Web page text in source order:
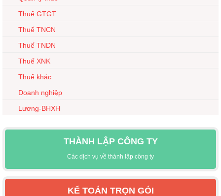
Thuế GTGT
Thuế TNCN
Thuế TNDN
Thuế XNK
Thuế khác
Doanh nghiệp
Lương-BHXH
THÀNH LẬP CÔNG TY
Các dịch vụ về thành lập công ty
KẾ TOÁN TRỌN GÓI